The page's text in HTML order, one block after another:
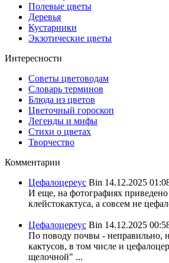
Полевые цветы
Деревья
Кустарники
Экзотические цветы
Интересности
Советы цветоводам
Словарь терминов
Блюда из цветов
Цветочный гороскоп
Легенды и мифы
Стихи о цветах
Творчество
Комментарии
Цефалоцереус Bin 14.12.2025
И еще, на фотографиях приведено
клейстокактуса, а совсем не
Цефалоцереус Bin 14.12.2025
По поводу почвы - неправильно,
кактусов, в том числе и
щелочной" ...